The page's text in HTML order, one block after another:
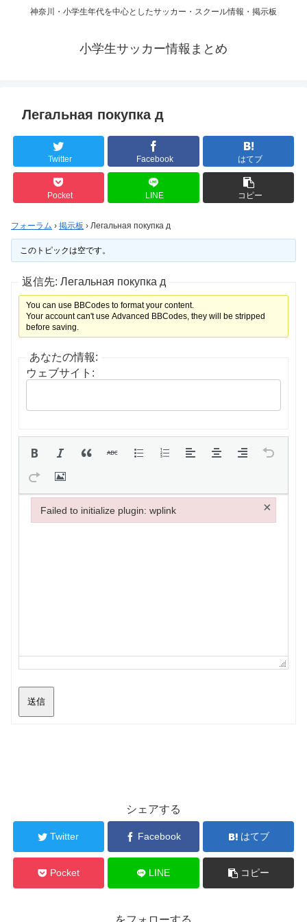
神奈川・小学生年代を中心としたサッカー・スクール情報・掲示板
小学生サッカー情報まとめ
Легальная покупка д
Twitter Facebook はてブ
Pocket LINE コピー
フォーラム › 掲示板 › Легальная покупка д
このトピックは空です。
返信先: Легальная покупка д
You can use BBCodes to format your content.
Your account can't use Advanced BBCodes, they will be stripped
before saving.
あなたの情報:
ウェブサイト:
送信
シェアする
Twitter Facebook はてブ
Pocket LINE コピー
Failed to initialize plugin: wplink ×
Failed to initialize plugin: wplink